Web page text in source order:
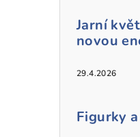
Jarní
novou
29.4.2026
Figurky